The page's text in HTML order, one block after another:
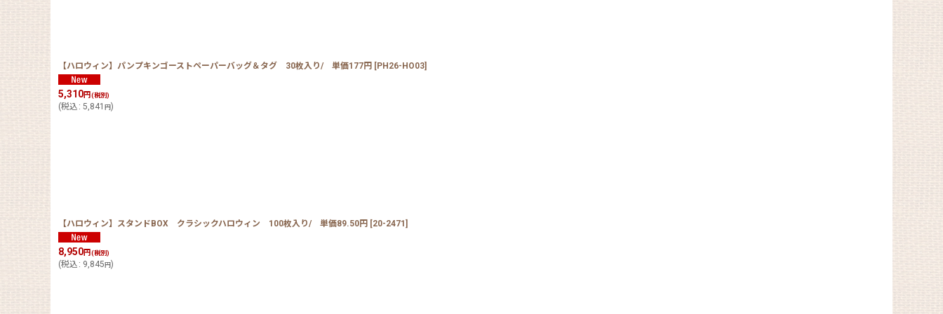
【ハロウィン】パンプキンゴーストペーパーバッグ＆タグ 30枚入り/ 単価177円 [PH26-HO03]
5,310円(税別)
(税込 : 5,841 円)
【ハロウィン】スタンドBOX クラシックハロウィン 100枚入り/ 単価89.50円 [20-2471 ]
8,950円(税別)
(税込 : 9,845円)